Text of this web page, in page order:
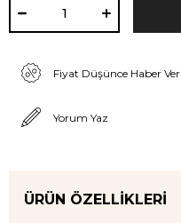
Fiyat Düşünce Haber Ver
Yorum Yaz
ÜRÜN ÖZELLIKLERI